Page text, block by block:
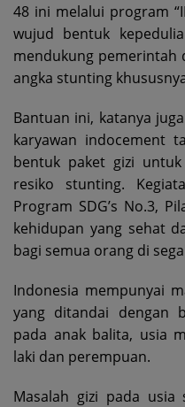
48 ini melalui program
wujud bentuk
mendukung pemerintah
angka stunting
Bantuan ini, katanya
karyawan indocement
bentuk paket gizi
resiko stunting.
Program SDG’s No.3,
kehidupan yang sehat
bagi semua orang di
Indonesia mempunyai
yang ditandai dengan
pada anak balita, usia
laki dan perempuan.
Masalah gizi pada usia